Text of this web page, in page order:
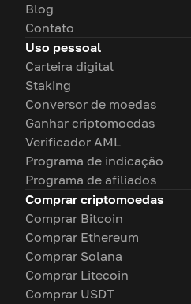
Blog
Contato
Uso pessoal
Carteira digital
Staking
Conversor de moedas
Ganhar criptomoedas
Verificador AML
Programa de indicação
Programa de afiliados
Comprar criptomoedas
Comprar Bitcoin
Comprar Ethereum
Comprar Solana
Comprar Litecoin
Comprar USDT